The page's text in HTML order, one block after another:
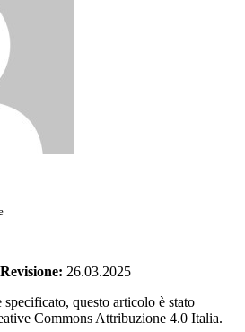
Revisione: 26.03.2025
questo articolo è stato
Commons Attribuzione 4.0 Italia.